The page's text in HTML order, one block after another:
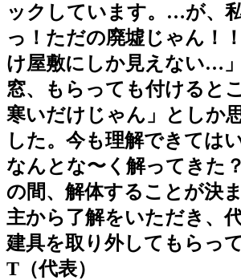
ックしています。…が、
っ！ただの廃墟じゃん！
け屋敷にしか見えない…
窓、もらっても付けると
寒いだけじゃん」としか
した。今も理解できては
なんとな〜く解ってきた
の間、解体することが決
主から了解をいただき、
建具を取り外してもらっ
T（代表）